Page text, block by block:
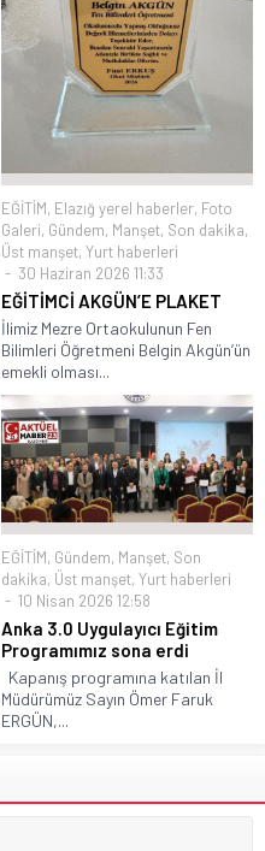
EĞİTİM, Elazığ yerel haberler, Foto
Galeri, Gündem, Manşet, Son dakika,
Üst manşet, Yurt haberleri
30 Haziran 2026 11:33
EĞİTİMCİ AKGÜN’E PLAKET
İlimiz Mezre Ortaokulunun Fen
Bilimleri Öğretmeni Belgin Akgün’ün
emekli olması...
EĞİTİM, Gündem, Manşet, Son
dakika, Üst manşet, Yurt haberleri
10 Nisan 2026 12:58
Anka 3.0 Uygulayıcı Eğitim
Programımız sona erdi
Kapanış programına katılan İl
Müdürümüz Sayın Ömer Faruk
ERGÜN,...